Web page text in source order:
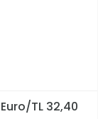
TL 32,40